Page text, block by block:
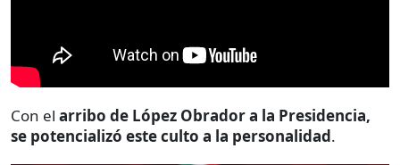
Con el arribo de López Obrador a la Presidencia,
se potencializó este culto a la personalidad.